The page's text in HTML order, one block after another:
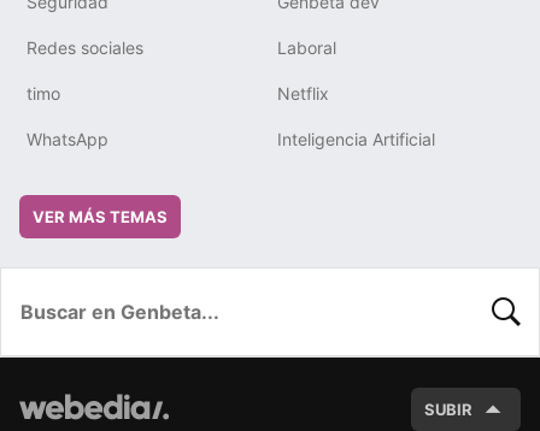
Redes sociales Laboral
timo Netflix
WhatsApp Inteligencia Artificial
VER MÁS TEMAS
SUBIR